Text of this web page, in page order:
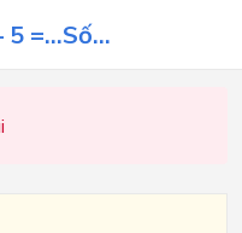
5 =…Số...